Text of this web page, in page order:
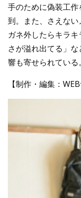
手のために偽装工
到。また、さえな
ガネ外したらキラ
さが溢れ出てる」
響も寄せられている。
【制作・編集：